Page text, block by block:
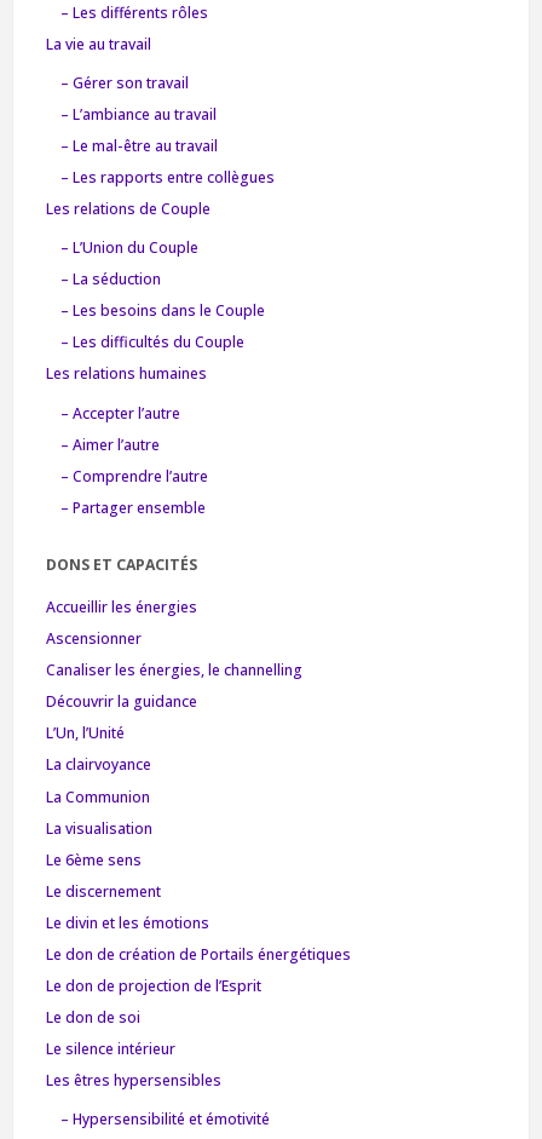
– Les différents rôles
La vie au travail
– Gérer son travail
– L’ambiance au travail
– Le mal-être au travail
– Les rapports entre collègues
Les relations de Couple
– L’Union du Couple
– La séduction
– Les besoins dans le Couple
– Les difficultés du Couple
Les relations humaines
– Accepter l’autre
– Aimer l’autre
– Comprendre l’autre
– Partager ensemble
DONS ET CAPACITÉS
Accueillir les énergies
Ascensionner
Canaliser les énergies, le channelling
Découvrir la guidance
L’Un, l’Unité
La clairvoyance
La Communion
La visualisation
Le 6ème sens
Le discernement
Le divin et les émotions
Le don de création de Portails énergétiques
Le don de projection de l’Esprit
Le don de soi
Le silence intérieur
Les êtres hypersensibles
– Hypersensibilité et émotivité